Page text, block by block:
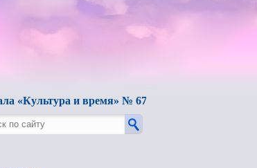
и время» № 67, 2025.